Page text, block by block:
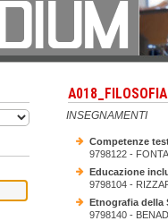
INSEGNAMENTI
Competenze
9798122 -
Educazione
9798104 -
Etnografia della
9798140 -